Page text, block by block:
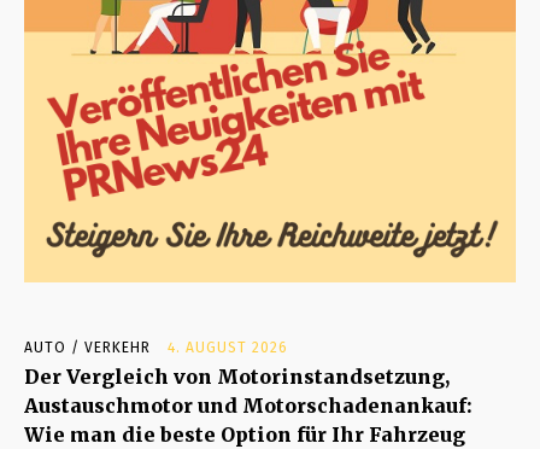
AUTO / VERKEHR 4. AUGUST 2026
Der Vergleich von Motorinstandsetzung,
Austauschmotor und Motorschadenankauf:
Wie man die beste Option für Ihr Fahrzeug